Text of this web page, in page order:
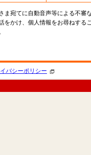
ま宛てに自動音声等による不審
をかけ、個人情報をお尋ねする
バシーポリシー